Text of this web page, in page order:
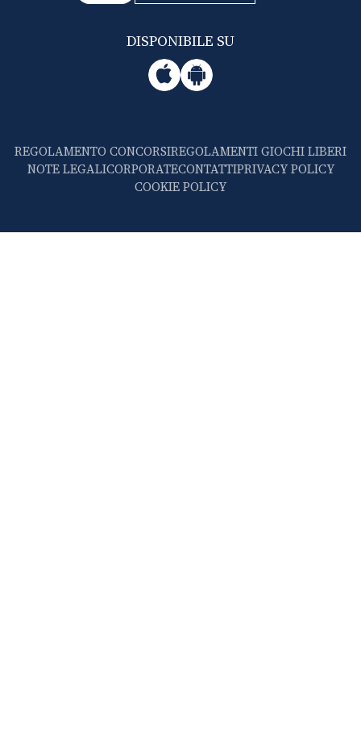
DISPONIBILE SU
REGOLAMENTO CONCORSIREGOLAMENTI GIOCHI LIBERI
NOTE LEGALICORPORATECONTATTIPRIVACY POLICY
COOKIE POLICY